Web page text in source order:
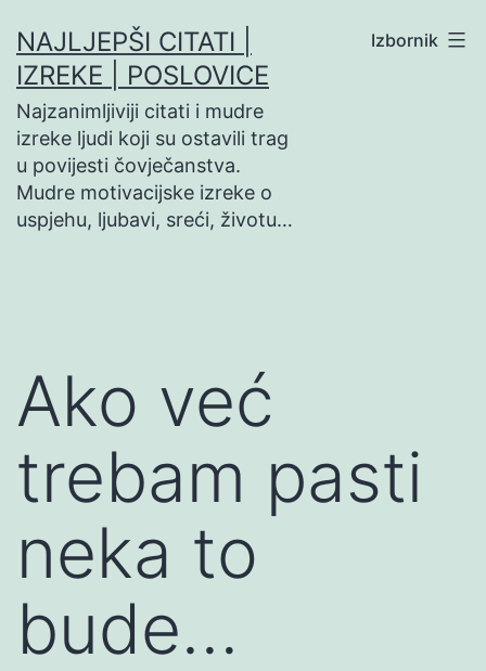
na
sadržaj
NAJLJEPŠI CITATI |
IZREKE | POSLOVICE
Najzanimljiviji citati i mudre
izreke ljudi koji su ostavili trag
u povijesti čovječanstva.
Mudre motivacijske izreke o
uspjehu, ljubavi, sreći, životu…
Izbornik
Ako već
trebam pasti
neka to
bude…